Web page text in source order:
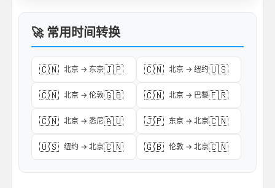
🚀 常用时间转换
🇨🇳 北京 → 东京🇯🇵 🇨🇳 北京 → 纽约🇺🇸
🇨🇳 北京 → 伦敦🇬🇧 🇨🇳 北京 → 巴黎🇫🇷
🇨🇳 北京 → 悉尼🇦🇺 🇯🇵 东京 → 北京🇨🇳
🇺🇸 纽约 → 北京🇨🇳 🇬🇧 伦敦 → 北京🇨🇳